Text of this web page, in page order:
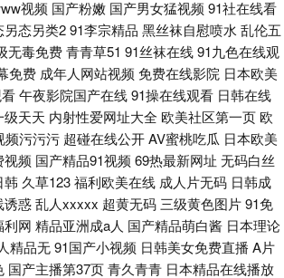
视频 国产粉嫩 国产男女猛视频 91社在线看
另态另类291李宗精品 黑丝袜自慰喷水 乱伦五
无毒免费青青草51 91丝袜在线91九色在线观
免费 成年人网站视频 免费在线影院 日本欧美
午夜影院国产在线91操在线观看 日韩在线
级天天 内射性爱网址大全 欧美社区第一页 欧
频污污污 超碰在线公开AV蜜桃吃瓜 日本欧美
视频 国产精品91视频 69热最新网址 无码白丝
韩 久草123福利欧美在线 成人片无码 日韩成
诱惑乱人xxxxx 超黄无码 三级黄色图片91免
利网 精品亚洲成a人 国产精品萌白酱 日本理论
精品无91国产小视频 日韩美女免费直播 A片
国产主播第37页青久青青 日本精品在线播放